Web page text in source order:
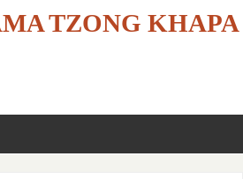
TZONG KHAPA